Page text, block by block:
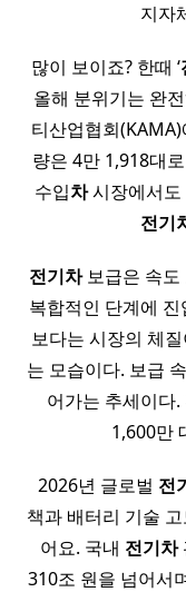
지자
많이 보이죠? 한때 ‘
올해 분위기는 완
티산업협회
량은 4만 1,918대
수입차시장에서도
전기
전기차보급은 속도
복합적인 단계에
보다는 시장의 체
는 모습이다. 보급
어가는 추세이다.
1,600만
​ 2026년 글로벌 전
책과 배터리 기술
어요. 국내 전기차
310조 원을 넘어서